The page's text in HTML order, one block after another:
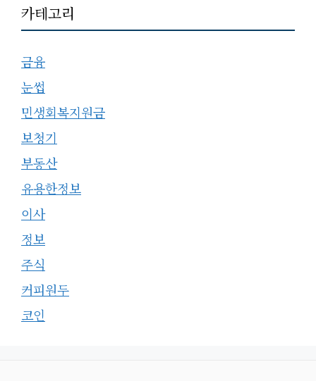
카테고리
금융
눈썹
민생회복지원금
보청기
부동산
유용한정보
이사
정보
주식
커피원두
코인